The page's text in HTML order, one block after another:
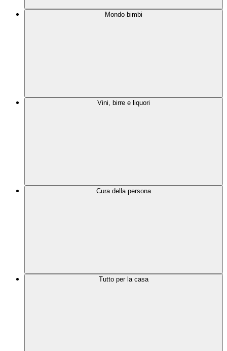
Mondo bimbi
Vini, birre e liquori
Cura della persona
Tutto per la casa